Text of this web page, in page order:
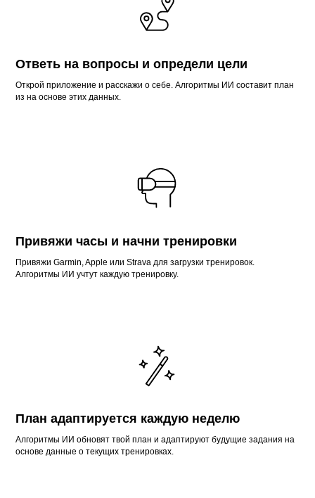
Ответь на вопросы и определи цели
Открой приложение и расскажи о себе. Алгоритмы ИИ составит план
из на основе этих данных.
Привяжи часы и начни тренировки
Привяжи Garmin, Apple или Strava для загрузки тренировок.
Алгоритмы ИИ учтут каждую тренировку.
План адаптируется каждую неделю
Алгоритмы ИИ обновят твой план и адаптируют будущие задания на
основе данные о текущих тренировках.